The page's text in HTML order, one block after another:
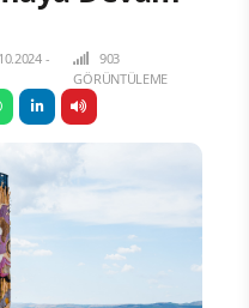
-
903
GÖRÜNTÜLEME